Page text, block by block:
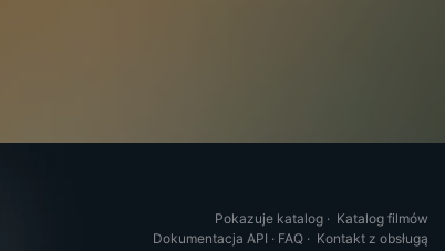
Pokazuje katalog · Katalog filmów
Dokumentacja API · FAQ · Kontakt z obsługą